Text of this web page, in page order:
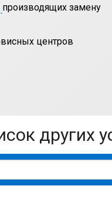
производящих замену
центров
других